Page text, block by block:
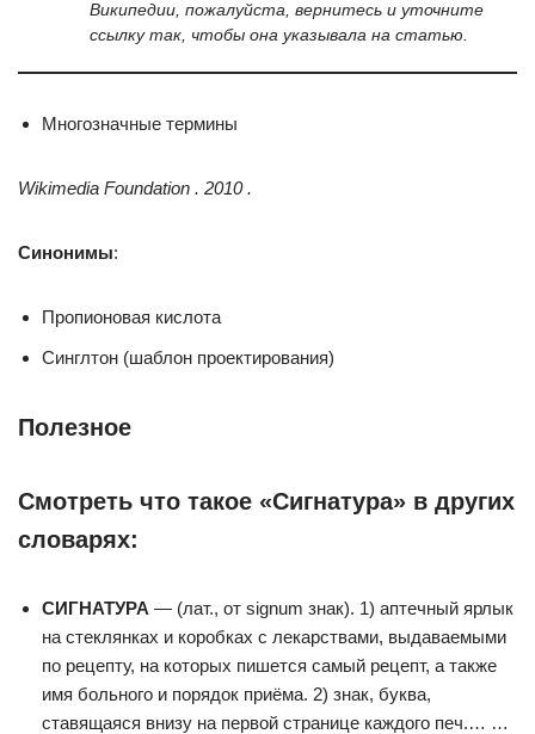
Википедии, пожалуйста, вернитесь и уточните
ссылку так, чтобы она указывала на статью.
Многозначные термины
Wikimedia Foundation . 2010 .
Синонимы:
Пропионовая кислота
Синглтон (шаблон проектирования)
Полезное
Смотреть что такое «Сигнатура» в других
словарях:
СИГНАТУРА — (лат., от signum знак). 1) аптечный ярлык
на стеклянках и коробках с лекарствами, выдаваемыми
по рецепту, на которых пишется самый рецепт, а также
имя больного и порядок приёма. 2) знак, буква,
ставящаяся внизу на первой странице каждого печ.… …